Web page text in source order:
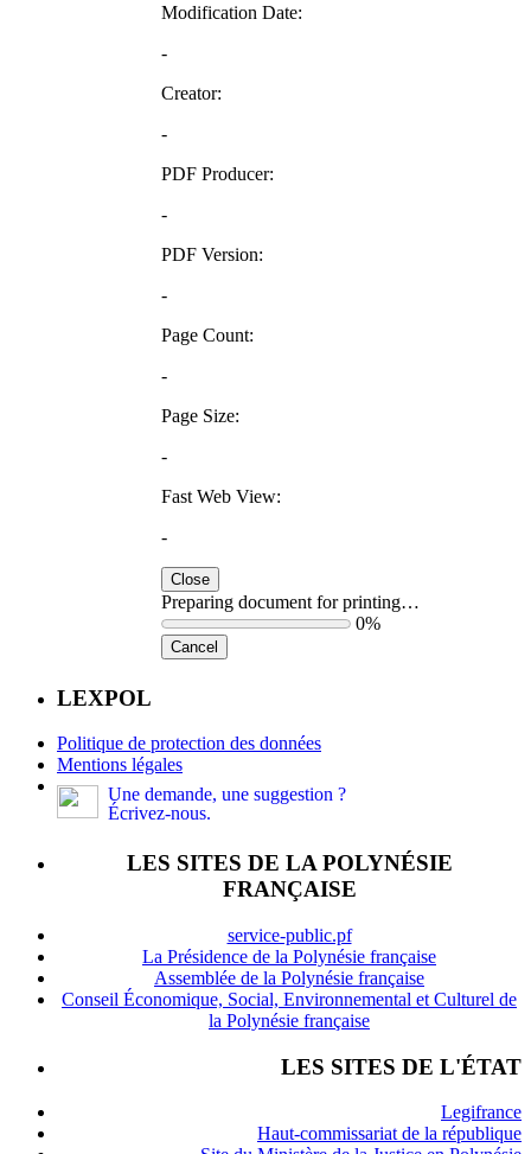
Modification Date:
-
Creator:
-
PDF Producer:
-
PDF Version:
-
Page Count:
-
Page Size:
-
Fast Web View:
-
Close
Preparing document for printing…
0%
Cancel
LEXPOL
Politique de protection des données
Mentions légales
Une demande, une suggestion ?
Écrivez-nous.
LES SITES DE LA POLYNÉSIE
FRANÇAISE
service-public.pf
La Présidence de la Polynésie française
Assemblée de la Polynésie française
Conseil Économique, Social, Environnemental et Culturel de
la Polynésie française
LES SITES DE L'ÉTAT
Legifrance
Haut-commissariat de la république